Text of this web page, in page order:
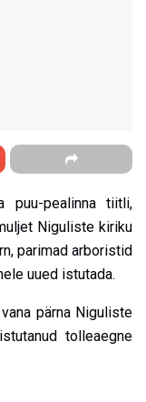
puu-pealinna tiitli,
Niguliste kiriku
parimad arboristid
uued istutada.
pärna Niguliste
tolleaegne